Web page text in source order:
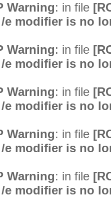
Warning: in file
e modifier is no
Warning: in file
e modifier is no
Warning: in file
e modifier is no
Warning: in file
e modifier is no
Warning: in file
e modifier is no